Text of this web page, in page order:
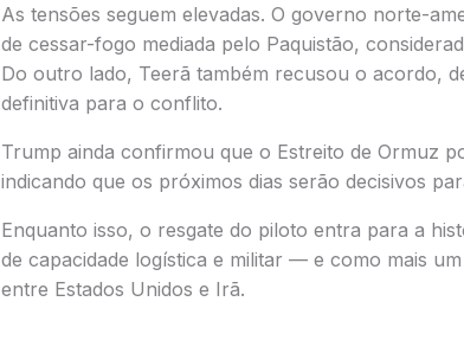
As tensões seguem elevadas. O governo norte-
de cessar-fogo mediada pelo Paquistão,
Do outro lado, Teerã também recusou o acordo,
definitiva para o conflito.
Trump ainda confirmou que o Estreito de Ormuz
indicando que os próximos dias serão decisivos
Enquanto isso, o resgate do piloto entra para a
de capacidade logística e militar — e como mais
entre Estados Unidos e Irã.